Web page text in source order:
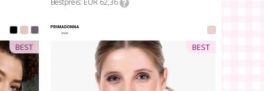
Bestpreis EUR 62,36
BEST BEST